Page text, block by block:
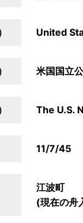
United
米国国立
The U.S.
11/7/45
江波町
(現在の舟